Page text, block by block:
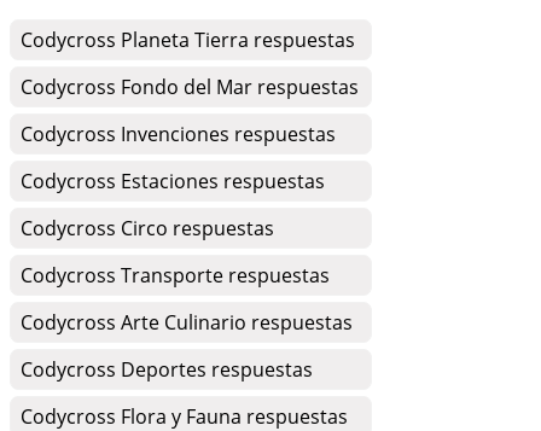
Codycross Planeta Tierra respuestas
Codycross Fondo del Mar respuestas
Codycross Invenciones respuestas
Codycross Estaciones respuestas
Codycross Circo respuestas
Codycross Transporte respuestas
Codycross Arte Culinario respuestas
Codycross Deportes respuestas
Codycross Flora y Fauna respuestas